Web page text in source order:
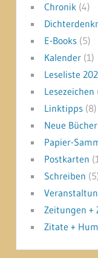
Chronik(4)
E-Books(5)
Kalender(1)
Leseliste
Lesezeichen
Linktipps(8)
Neue
Papier-
Postkarten
Schreiben
Zeitungen +
Zitate +